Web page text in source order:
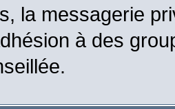
la messagerie
à des